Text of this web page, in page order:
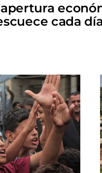
cada